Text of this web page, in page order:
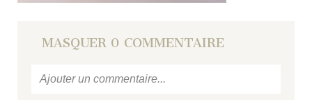
MASQUER 0 COMMENTAIRE
Ajouter un commentaire...